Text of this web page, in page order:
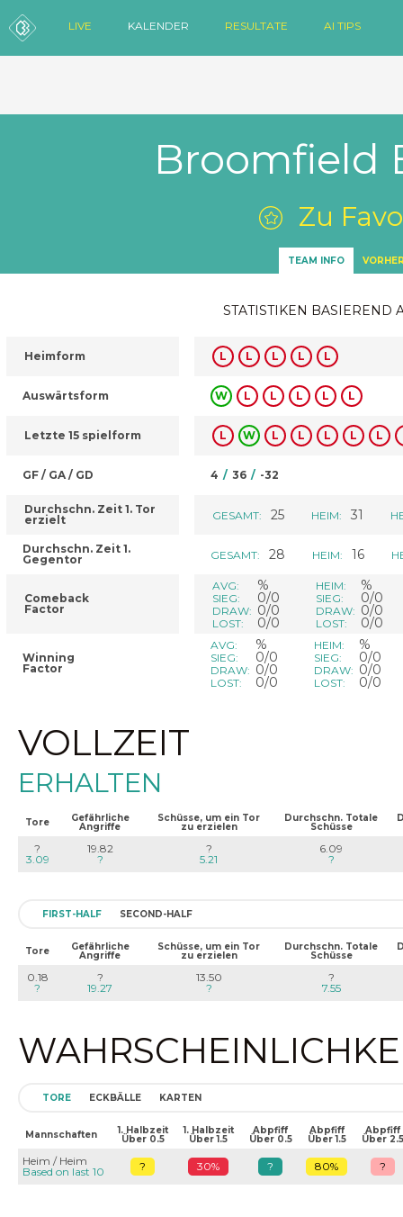
LIVE KALENDER RESULTATE AI TIPS
Broomfield
Zu
TEAM INFO
STATISTIKEN BASIEREND
Heimform
Auswärtsform
Letzte 15 spielform
GF / GA / GD
Durchschn. Zeit 1. Tor
erzielt
Durchschn. Zeit 1.
Gegentor
Comeback
Factor
Winning
Factor
L L L L L
W L L L L L
L W L L L L L
4 / 36 / -32
GESAMT: 25 HEIM: 31
GESAMT: 28 HEIM: 16
AVG: %
SIEG: 0/0
DRAW: 0/0
LOST: 0/0
HEIM: %
SIEG: 0/0
DRAW: 0/0
LOST: 0/0
AVG: %
SIEG: 0/0
DRAW: 0/0
LOST: 0/0
HEIM: %
SIEG: 0/0
DRAW: 0/0
LOST: 0/0
VOLLZEIT
ERHALTEN
Tore Gefährliche
Angriffe
Schüsse, um ein Tor
zu erzielen
Durchschn. Totale
Schüsse
?
3.09
19.82
?
?
5.21
6.09
?
FIRST-HALF SECOND-HALF
Tore Gefährliche
Angriffe
Schüsse, um ein Tor
zu erzielen
Durchschn. Totale
Schüsse
0.18
?
?
19.27
13.50
?
?
7.55
TORE ECKBÄLLE KARTEN
Mannschaften 1. Halbzeit
Über 0.5
1. Halbzeit
Über 1.5
Abpfiff
Über 0.5
Abpfiff
Über 1.5
Abpfiff
Über 2.5
Heim / Heim
Based on last 10
? 30% ? 80% ?